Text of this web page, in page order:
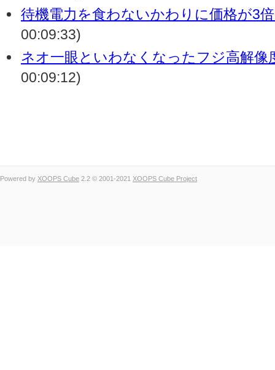
待機電力を食わないかわりに価格が3
00:09:33)
ネオ一眼といわなくなったフジ高解像
00:09:12)
Powered by XOOPS Cube 2.2 © 2001-2021 XOOPS Cube Project